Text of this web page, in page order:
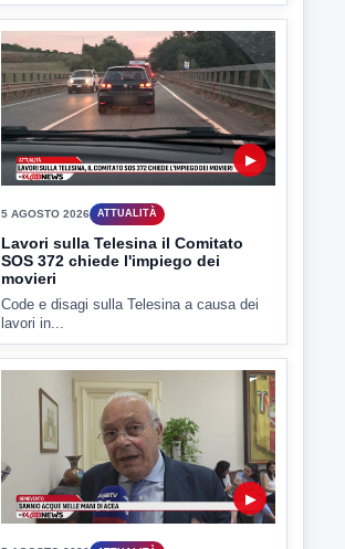
▶
5 AGOSTO 2026 ATTUALITÀ
Lavori sulla Telesina il Comitato
SOS 372 chiede l'impiego dei
movieri
Code e disagi sulla Telesina a causa dei
lavori in...
▶
5 AGOSTO 2026 ATTUALITÀ
Sannio acque nelle mani di ACEA
Sannio Acque prende forma: costituita
ufficialmente la società per la...